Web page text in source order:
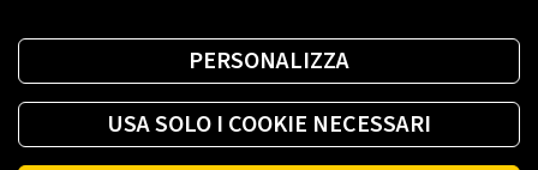
PERSONALIZZA
USA SOLO I COOKIE NECESSARI